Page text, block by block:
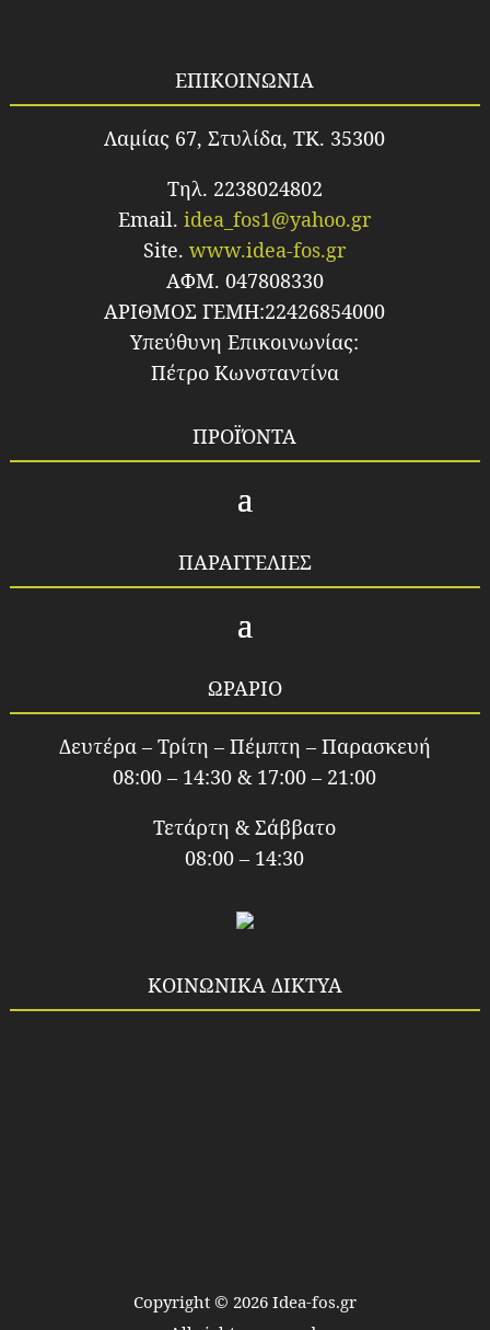
ΕΠΙΚΟΙΝΩΝΙΑ
Λαμίας 67, Στυλίδα, TK. 35300
Τηλ. 2238024802
Email.idea_fos1@yahoo.gr
Site.www.idea-fos.gr
ΑΦΜ. 047808330
ΑΡΙΘΜΟΣ ΓΕΜΗ:22426854000
Υπεύθυνη Επικοινωνίας:
Πέτρο Κωνσταντίνα
ΠΡΟΪΌΝΤΑ
ΠΑΡΑΓΓΕΛΙΕΣ
ΩΡΑΡΙΟ
Δευτέρα – Τρίτη – Πέμπτη – Παρασκευή
08:00 – 14:30 & 17:00 – 21:00
Τετάρτη & Σάββατο
08:00 – 14:30
ΚΟΙΝΩΝΙΚΑ ΔΙΚΤΥΑ
Copyright © 2026Idea-fos.gr